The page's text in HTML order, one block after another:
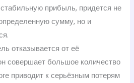
прибыль, придется не
сумму, но и
отказывается от её
совершает большое количество
приводит к серьёзным потерям